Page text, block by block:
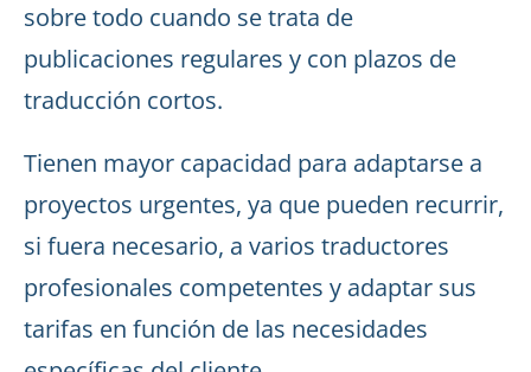
sobre todo cuando se trata de
publicaciones regulares y con plazos de
traducción cortos.
Tienen mayor capacidad para adaptarse a
proyectos urgentes, ya que pueden recurrir,
si fuera necesario, a varios traductores
profesionales competentes y adaptar sus
tarifas en función de las necesidades